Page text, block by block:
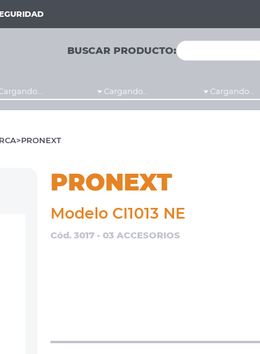
BUSCAR PRODUCTO:
Cargando... Cargando...
PRONEXT
PRONEXT
Modelo CI1013 NE
Cód. 3017 - 03 ACCESORIOS